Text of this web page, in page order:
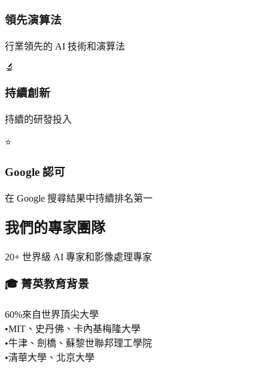
領先演算法
行業領先的 AI 技術和演算法
🔬
持續創新
持續的研發投入
⭐
Google 認可
在 Google 搜尋結果中持續排名第一
我們的專家團隊
20+ 世界級 AI 專家和影像處理專家
🎓 菁英教育背景
60%來自世界頂尖大學
•MIT、史丹佛、卡內基梅隆大學
•牛津、劍橋、蘇黎世聯邦理工學院
•清華大學、北京大學